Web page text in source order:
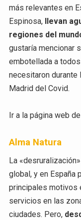
más relevantes en
Espinosa,
llevan
regiones del
gustaría mencionar
embotellada a
necesitaron durante
Madrid del Covid.
Ir a la página web de
Alma Natura
La
global, y en España
principales motivos
servicios en las
ciudades. Pero,